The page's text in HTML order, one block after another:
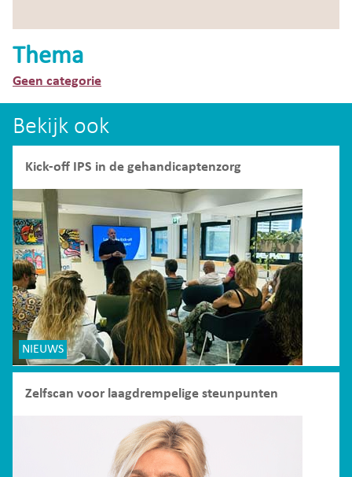
Thema
Geen categorie
Bekijk ook
Kick-off IPS in de gehandicaptenzorg
NIEUWS
Zelfscan voor laagdrempelige steunpunten